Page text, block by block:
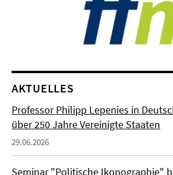
AKTUELLES
Professor Philipp Lepenies in
über 250 Jahre Vereinigte Staaten
29.06.2026
Seminar "Politische Ikonographie"